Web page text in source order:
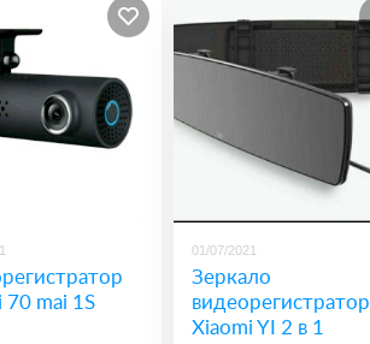
70 mai 1S
01/07/2021
Зеркало
видеорегистратор
Xiaomi YI 2 в 1